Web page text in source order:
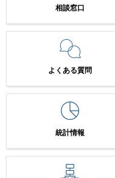
相談窓口
よくある質問
統計情報